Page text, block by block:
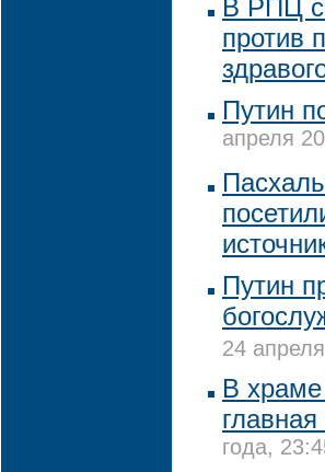
В РПЦ
против
Путин
апреля
Путин
24
В
года,